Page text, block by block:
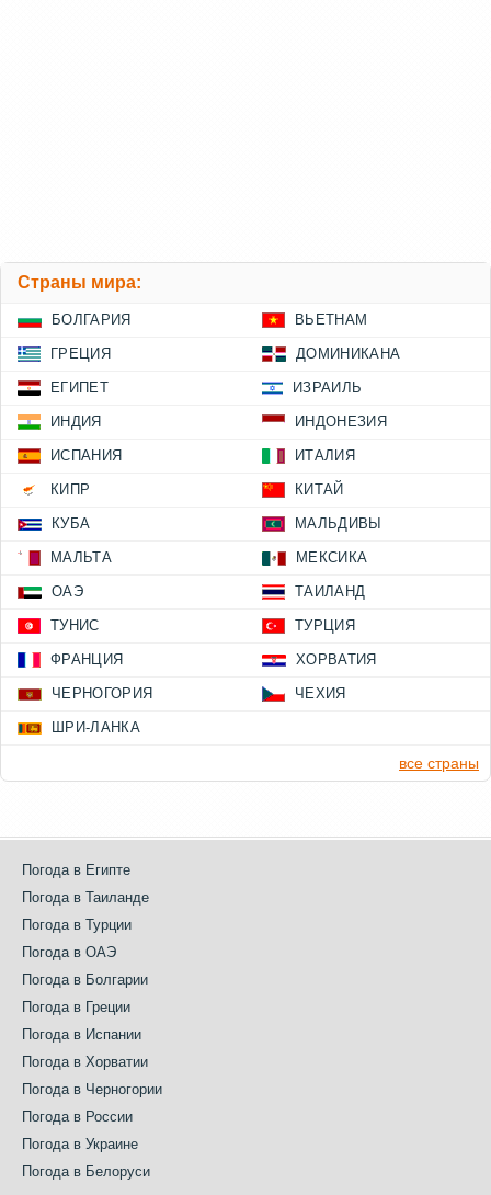
Страны мира:
БОЛГАРИЯ ВЬЕТНАМ
ГРЕЦИЯ ДОМИНИКАНА
ЕГИПЕТ ИЗРАИЛЬ
ИНДИЯ ИНДОНЕЗИЯ
ИСПАНИЯ ИТАЛИЯ
КИПР КИТАЙ
КУБА МАЛЬДИВЫ
МАЛЬТА МЕКСИКА
ОАЭ ТАИЛАНД
ТУНИС ТУРЦИЯ
ФРАНЦИЯ ХОРВАТИЯ
ЧЕРНОГОРИЯ ЧЕХИЯ
ШРИ-ЛАНКА
все страны
Погода в Египте
Погода в Таиланде
Погода в Турции
Погода в ОАЭ
Погода в Болгарии
Погода в Греции
Погода в Испании
Погода в Хорватии
Погода в Черногории
Погода в России
Погода в Украине
Погода в Белоруси